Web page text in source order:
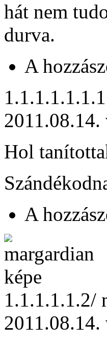
hát nem
durva.
A
1
2011.08.14.
Hol
A
1.1.1.1.1.2/
2011.08.14.